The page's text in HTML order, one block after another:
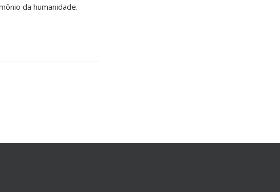
da humanidade.